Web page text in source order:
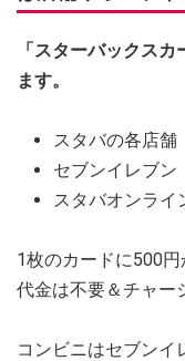
「スターバックス
ます。
スタバの各店舗
セブンイレブン
スタバオンライ
1枚のカードに500
代金は不要＆チャー
コンビニはセブンイ